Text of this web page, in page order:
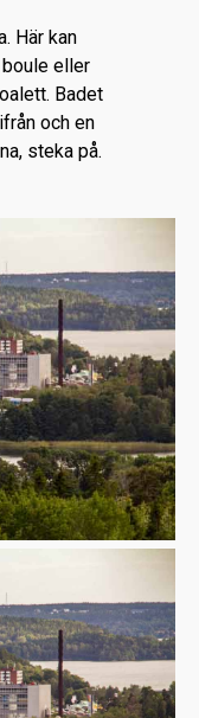
Här kan
eller
Badet
och en
steka på.